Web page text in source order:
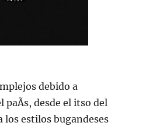
debido a
paÃ­s, desde el itso del
los estilos bugandeses